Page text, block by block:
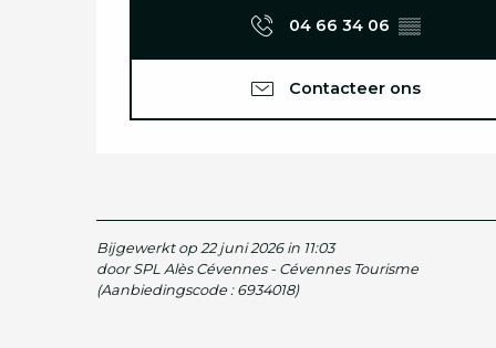
04 66 34 06 ▒▒
Contacteer ons
Bijgewerkt op 22 juni 2026 in 11:03
door SPL Alès Cévennes - Cévennes Tourisme
(Aanbiedingscode : 6934018)